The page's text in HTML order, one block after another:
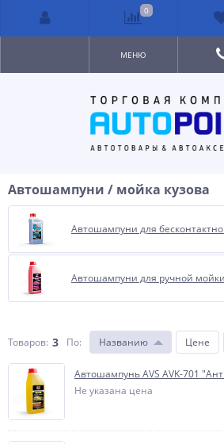
МЕНЮ
Автошампуни / мойка кузова
Автошампуни для
Автошампуни для ручной мойки
Товаров: 3 По: Названию Цене
Автошампунь AVS AVK-701
Не указана цена
0